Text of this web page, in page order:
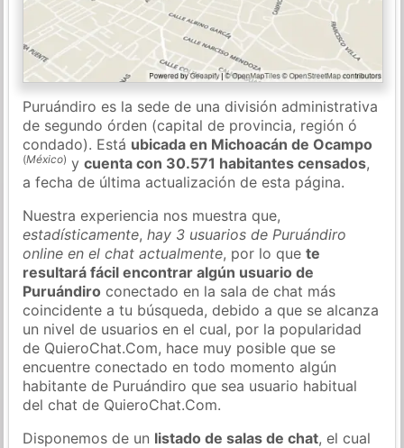
Puruándiro es la sede de una división administrativa
de segundo órden (capital de provincia, región ó
condado). Está ubicada en Michoacán de Ocampo
(México) ycuenta con 30.571 habitantes censados,
a fecha de última actualización de esta página.
Nuestra experiencia nos muestra que,
estadísticamente,hay 3 usuarios de Puruándiro
online en el chat actualmente, por lo quete
resultará fácil encontrar algún usuario de
Puruándiro conectado en la sala de chat más
coincidente a tu búsqueda, debido a que se alcanza
un nivel de usuarios en el cual, por la popularidad
de QuieroChat.Com, hace muy posible que se
encuentre conectado en todo momento algún
habitante de Puruándiro que sea usuario habitual
del chat de QuieroChat.Com.
Disponemos de un listado de salas de chat, el cual